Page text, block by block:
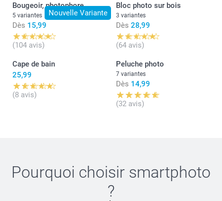
Nouvelle Variante
Bougeoir, photophore
5 variantes
Dès 15,99
(104 avis)
Bloc photo sur bois
3 variantes
Dès 28,99
(64 avis)
Cape de bain
25,99
(8 avis)
Peluche photo
7 variantes
Dès 14,99
(32 avis)
Pourquoi choisir smartphoto
?